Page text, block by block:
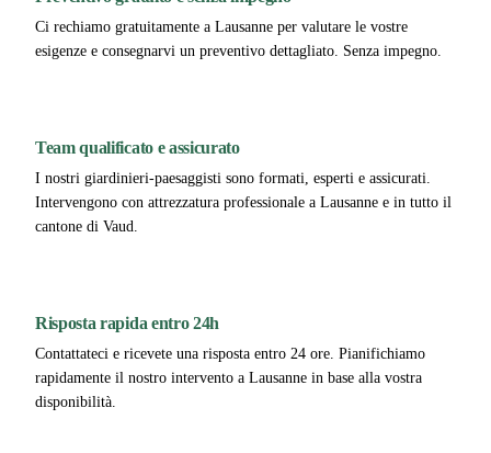
Ci rechiamo gratuitamente a Lausanne per valutare le vostre
esigenze e consegnarvi un preventivo dettagliato. Senza impegno.
Team qualificato e assicurato
I nostri giardinieri-paesaggisti sono formati, esperti e assicurati.
Intervengono con attrezzatura professionale a Lausanne e in tutto il
cantone di Vaud.
Risposta rapida entro 24h
Contattateci e ricevete una risposta entro 24 ore. Pianifichiamo
rapidamente il nostro intervento a Lausanne in base alla vostra
disponibilità.